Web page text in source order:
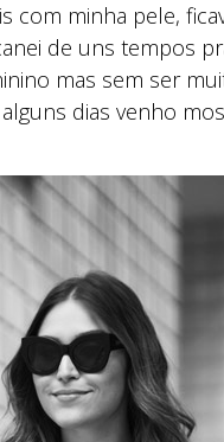
com minha pele,
de uns tempos
mas sem ser
dias venho